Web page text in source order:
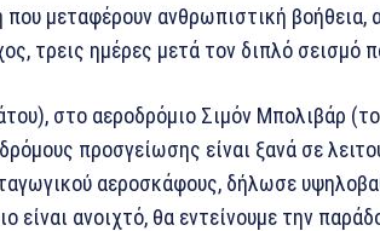
που μεταφέρουν ανθρωπιστική
τρεις ημέρες μετά τον διπλό σεισμό
στο αεροδρόμιο Σιμόν Μπολιβάρ
προσγείωσης είναι ξανά σε
αεροσκάφους, δήλωσε
είναι ανοιχτό, θα εντείνουμε την